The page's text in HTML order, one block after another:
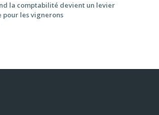
la comptabilité devient un levier
les vignerons